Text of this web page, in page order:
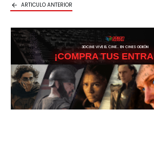
ARTICULO ANTERIOR
3DCINE VIVE EL CINE… EN CINES ODEÓN
¡COMPRA TUS